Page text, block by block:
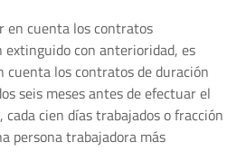
en cuenta los contratos
extinguido con anterioridad, es
cuenta los contratos de duración
seis meses antes de efectuar el
cada cien días trabajados o fracción
persona trabajadora más